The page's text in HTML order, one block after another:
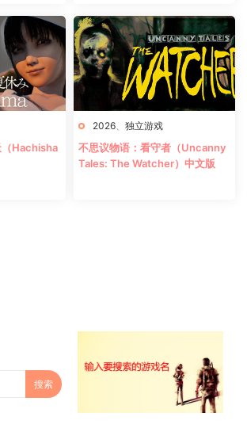
（Hachisha
2026 独立游戏
不思议物语：看守者（Uncanny
Tales: The Watcher）中文版